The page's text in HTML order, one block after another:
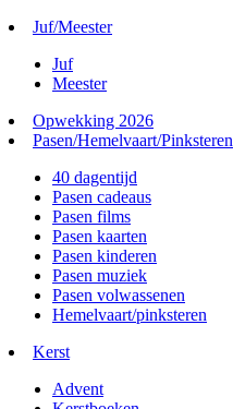
Juf/Meester
Juf
Meester
Opwekking 2026
Pasen/Hemelvaart/Pinksteren
40 dagentijd
Pasen cadeaus
Pasen films
Pasen kaarten
Pasen kinderen
Pasen muziek
Pasen volwassenen
Hemelvaart/pinksteren
Kerst
Advent